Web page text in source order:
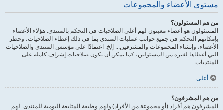
مستوى الأعضاء والمجموعات
من هم المسئولون؟
المسئولون هو أعضاء معينون لهم أعلى الصلاحيات في التحكم بالمنتدى. هؤلاء الأعضاء
بإمكانهم التحكم في جميع جوانب عمليات المنتدى بما في ذلك إعطاء الصلاحيات، وحظر
الأعضاء، وإنشاء المجموعات والمشرفين... إلخ. اعتمادًا على مؤسس المنتدى والصلاحيات
التي أعطاها لغيره من المسئولين، كما يمكن أن يكون صلاحيات إشراف كاملة على
المنتديات.
أعلى
من هم المشرفون؟
المشرفون هم أفراد (أو مجموعة من الأفراد) ولهم وظيفة المتابعة اليومية للمنتدى. لهم